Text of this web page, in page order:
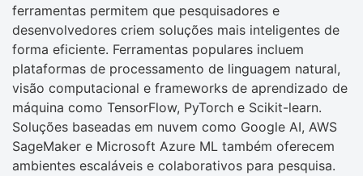
ferramentas permitem que pesquisadores e
desenvolvedores criem soluções mais inteligentes de
forma eficiente. Ferramentas populares incluem
plataformas de processamento de linguagem natural,
visão computacional e frameworks de aprendizado de
máquina como TensorFlow, PyTorch e Scikit-learn.
Soluções baseadas em nuvem como Google AI, AWS
SageMaker e Microsoft Azure ML também oferecem
ambientes escaláveis e colaborativos para pesquisa.